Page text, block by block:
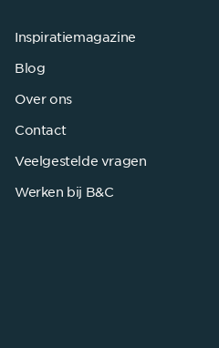
Inspiratiemagazine
Blog
Over ons
Contact
Veelgestelde vragen
Werken bij B&C